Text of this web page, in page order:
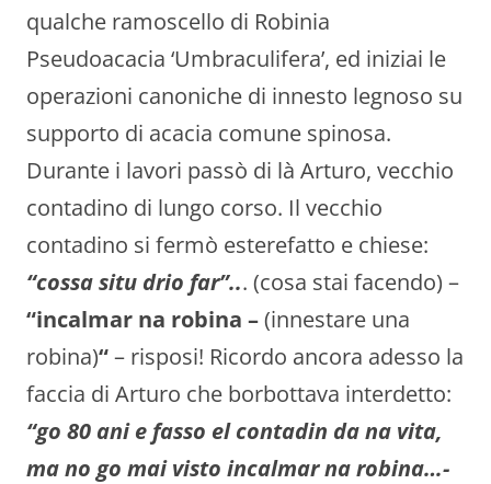
qualche ramoscello di Robinia
Pseudoacacia ‘Umbraculifera’, ed iniziai le
operazioni canoniche di innesto legnoso su
supporto di acacia comune spinosa.
Durante i lavori passò di là Arturo, vecchio
contadino di lungo corso. Il vecchio
contadino si fermò esterefatto e chiese:
“cossa situ drio far”... (cosa stai facendo) –
“incalmar na robina –(innestare una
robina)“– risposi! Ricordo ancora adesso la
faccia di Arturo che borbottava interdetto:
“go 80 ani e fasso el contadin da na vita,
ma no go mai visto incalmar na robina…-